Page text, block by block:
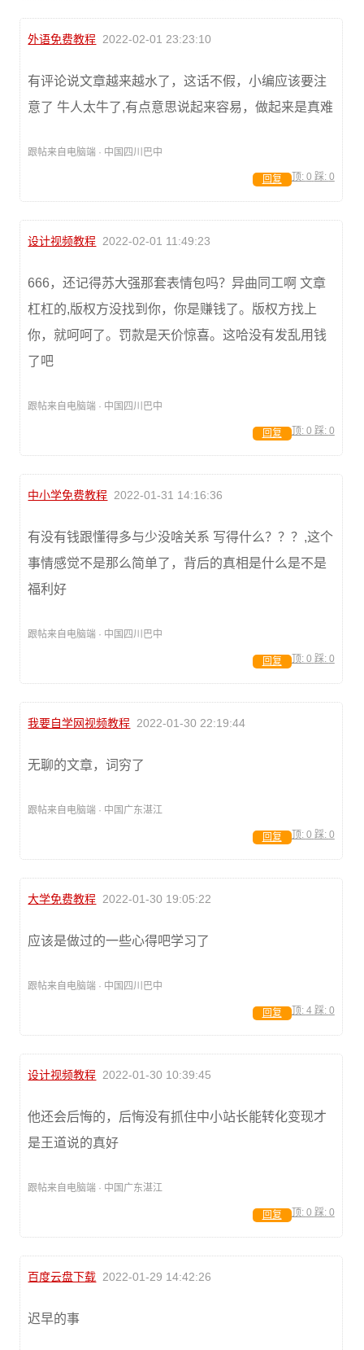
外语免费教程 2022-02-01 23:23:10
有评论说文章越来越水了，这话不假，小编应该要注
意了 牛人太牛了,有点意思说起来容易，做起来是真难
跟帖来自电脑端 · 中国四川巴中
顶: 0 踩: 0
回复
设计视频教程 2022-02-01 11:49:23
666，还记得苏大强那套表情包吗？异曲同工啊 文章
杠杠的,版权方没找到你，你是赚钱了。版权方找上
你，就呵呵了。罚款是天价惊喜。这哈没有发乱用钱
了吧
跟帖来自电脑端 · 中国四川巴中
顶: 0 踩: 0
回复
中小学免费教程 2022-01-31 14:16:36
有没有钱跟懂得多与少没啥关系 写得什么？？？,这个
事情感觉不是那么简单了，背后的真相是什么是不是
福利好
跟帖来自电脑端 · 中国四川巴中
顶: 0 踩: 0
回复
我要自学网视频教程 2022-01-30 22:19:44
无聊的文章，词穷了
跟帖来自电脑端 · 中国广东湛江
顶: 0 踩: 0
回复
大学免费教程 2022-01-30 19:05:22
应该是做过的一些心得吧学习了
跟帖来自电脑端 · 中国四川巴中
顶: 4 踩: 0
回复
设计视频教程 2022-01-30 10:39:45
他还会后悔的，后悔没有抓住中小站长能转化变现才
是王道说的真好
跟帖来自电脑端 · 中国广东湛江
顶: 0 踩: 0
回复
百度云盘下载 2022-01-29 14:42:26
迟早的事